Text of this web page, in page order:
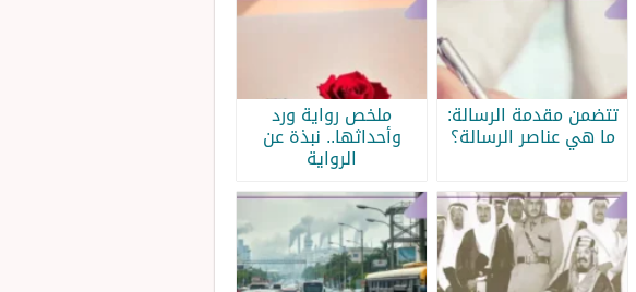
تتضمن مقدمة الرسالة:
ما هي عناصر الرسالة؟
ملخص رواية ورد
وأحداثها.. نبذة عن
الرواية